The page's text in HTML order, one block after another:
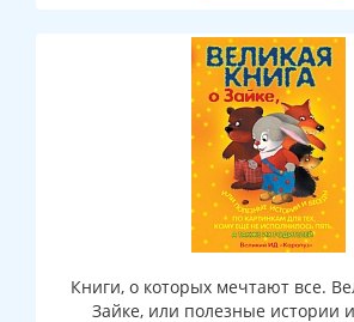
Книги, о которых мечтают все.
Зайке, или полезные истории